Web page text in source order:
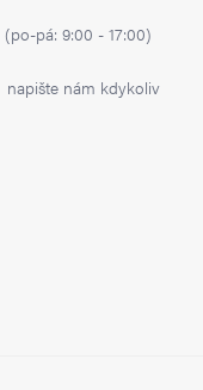
(po-pá: 9:00 - 17:00)
napište nám kdykoliv